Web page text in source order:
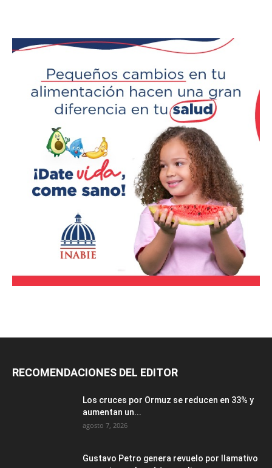
RECOMENDACIONES DEL EDITOR
Los cruces por Ormuz se reducen en 33% y
aumentan un...
agosto 7, 2026
Gustavo Petro genera revuelo por llamativo